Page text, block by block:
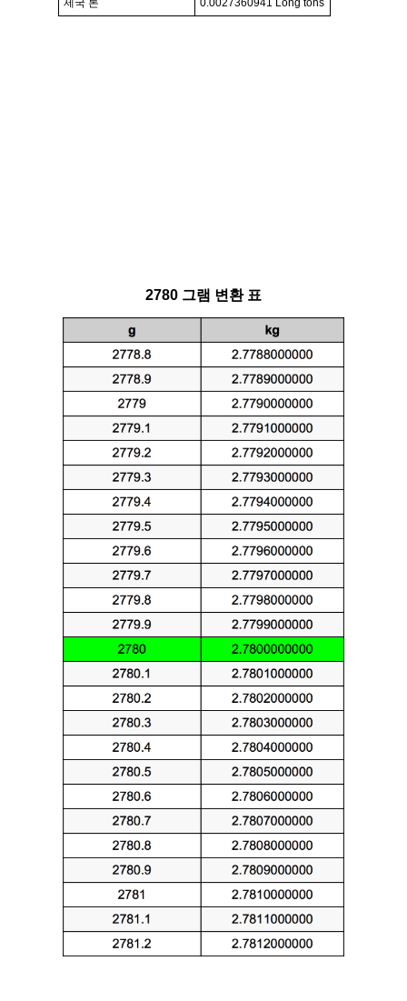
제국 톤
0.0027360941 Long tons
2780 그램 변환 표